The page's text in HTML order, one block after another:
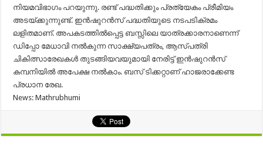
നിയമവിഭാഗം പറയുന്നു. രണ്ട് പദ്ധതിക്കും പ്രത്യേകം പ്രീമിയം
അടയ്ക്കുന്നുണ്ട്. ഇന്‍ഷുറന്‍സ് പദ്ധതിയുടെ നടപടിക്രമം
ലളിതമാണ്. അപകടത്തില്‍പ്പെട്ട ബസ്സിലെ യാത്രക്കാരനാണെന്ന്
ഡിപ്പോ മേധാവി നല്‍കുന്ന സാക്ഷ്യപത്രം, ആസ്​പത്രി
ചികിത്സാരേഖകള്‍ തുടങ്ങിയവയുമായി നേരിട്ട് ഇന്‍ഷുറന്‍സ്
കമ്പനിയില്‍ അപേക്ഷ നല്‍കാം. ബസ് ടിക്കറ്റാണ് ഹാജരാക്കേണ്ട
പ്രധാന രേഖ.
News: Mathrubhumi